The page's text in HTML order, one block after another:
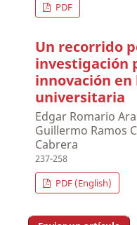
PDF
Un recorrido
investigación
innovación en
universitaria
Edgar Romario
Guillermo Ramos
Cabrera
237-258
PDF (English)